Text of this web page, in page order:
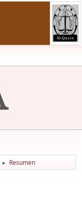
► Resumen